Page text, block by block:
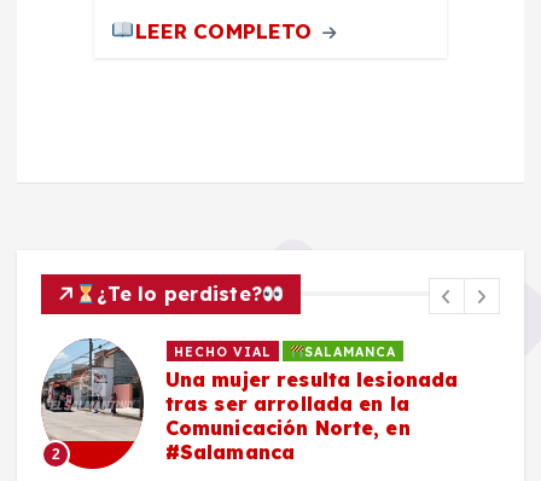
LEER COMPLETO
¿Te lo perdiste?
2
HECHO VIAL SALAMANCA
Una mujer resulta lesionada
tras ser arrollada en la
Comunicación Norte, en
#Salamanca